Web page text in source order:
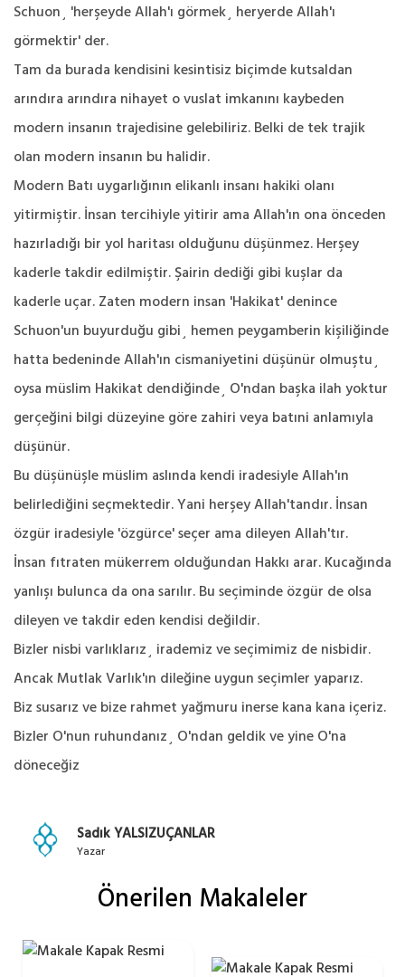
Schuon¸ 'herşeyde Allah'ı görmek¸ heryerde Allah'ı
görmektir' der.
Tam da burada kendisini kesintisiz biçimde kutsaldan
arındıra arındıra nihayet o vuslat imkanını kaybeden
modern insanın trajedisine gelebiliriz. Belki de tek trajik
olan modern insanın bu halidir.
Modern Batı uygarlığının elikanlı insanı hakiki olanı
yitirmiştir. İnsan tercihiyle yitirir ama Allah'ın ona önceden
hazırladığı bir yol haritası olduğunu düşünmez. Herşey
kaderle takdir edilmiştir. Şairin dediği gibi kuşlar da
kaderle uçar. Zaten modern insan 'Hakikat' denince
Schuon'un buyurduğu gibi¸ hemen peygamberin kişiliğinde
hatta bedeninde Allah'ın cismaniyetini düşünür olmuştu¸
oysa müslim Hakikat dendiğinde¸ O'ndan başka ilah yoktur
gerçeğini bilgi düzeyine göre zahiri veya batıni anlamıyla
düşünür.
Bu düşünüşle müslim aslında kendi iradesiyle Allah'ın
belirlediğini seçmektedir. Yani herşey Allah'tandır. İnsan
özgür iradesiyle 'özgürce' seçer ama dileyen Allah'tır.
İnsan fıtraten mükerrem olduğundan Hakkı arar. Kucağında
yanlışı bulunca da ona sarılır. Bu seçiminde özgür de olsa
dileyen ve takdir eden kendisi değildir.
Bizler nisbi varlıklarız¸ irademiz ve seçimimiz de nisbidir.
Ancak Mutlak Varlık'ın dileğine uygun seçimler yaparız.
Biz susarız ve bize rahmet yağmuru inerse kana kana içeriz.
Bizler O'nun ruhundanız¸ O'ndan geldik ve yine O'na
döneceğiz
Sadık YALSIZUÇANLAR
Yazar
Önerilen Makaleler